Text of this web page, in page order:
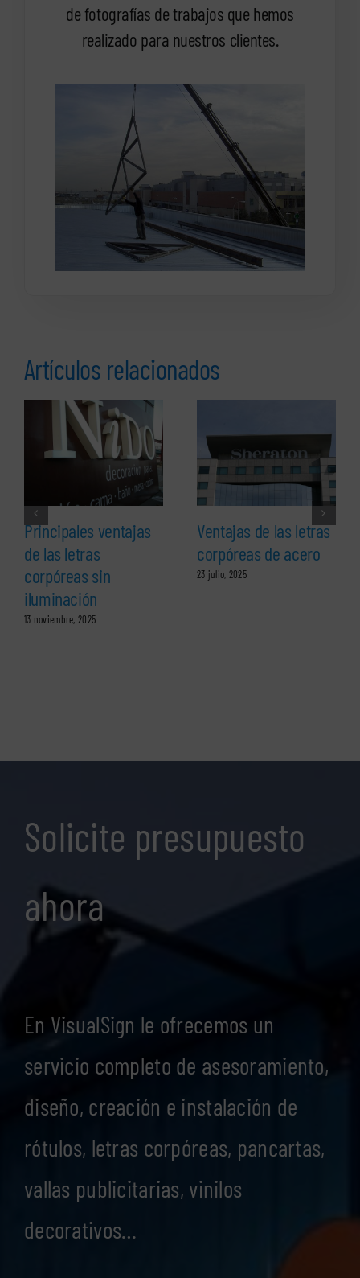
de fotografías de trabajos que hemos
realizado para nuestros clientes.
Artículos relacionados
Principales ventajas
de las letras
corpóreas sin
iluminación
13 noviembre, 2025
Ventajas de las letras
corpóreas de acero
23 julio, 2025
Solicite presupuesto
ahora
En VisualSign le ofrecemos un
servicio completo de asesoramiento,
diseño, creación e instalación de
rótulos, letras corpóreas, pancartas,
vallas publicitarias, vinilos
decorativos…